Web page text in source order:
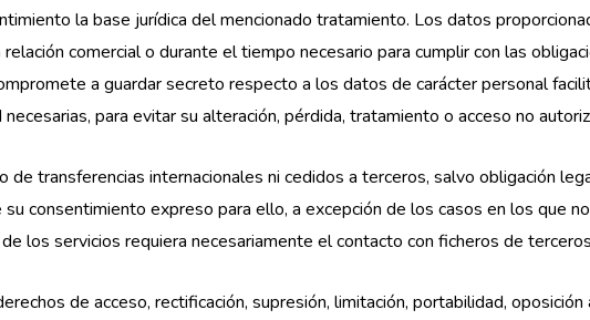
la base jurídica del mencionado tratamiento. Los datos
comercial o durante el tiempo necesario para cumplir con las
a guardar secreto respecto a los datos de carácter personal
para evitar su alteración, pérdida, tratamiento o acceso no
transferencias internacionales ni cedidos a terceros, salvo obligación
consentimiento expreso para ello, a excepción de los casos en los que
los servicios requiera necesariamente el contacto con ficheros de
de acceso, rectificación, supresión, limitación, portabilidad,